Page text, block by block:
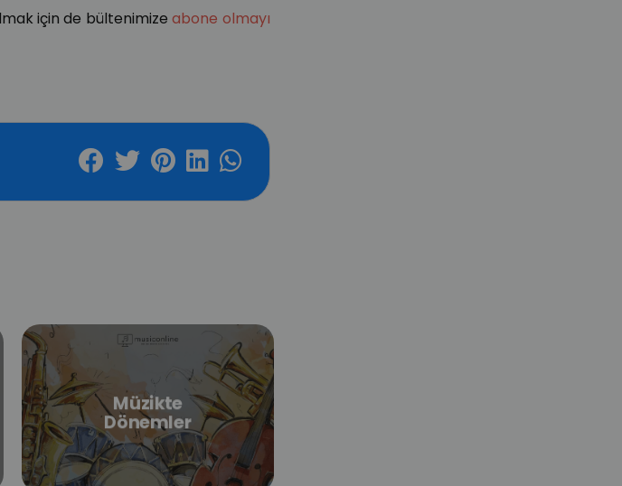
için de bültenimizeabone olmayı
Müzikte
Dönemler